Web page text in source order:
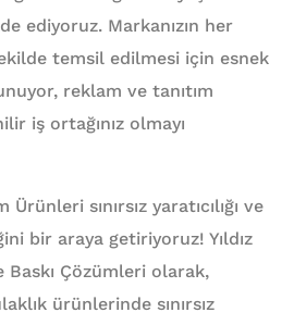
ediyoruz. Markanızın her
temsil edilmesi için esnek
reklam ve tanıtım
iş ortağınız olmayı
sınırsız yaratıcılığı ve
bir araya getiriyoruz! Yıldız
Çözümleri olarak,
ürünlerinde sınırsız